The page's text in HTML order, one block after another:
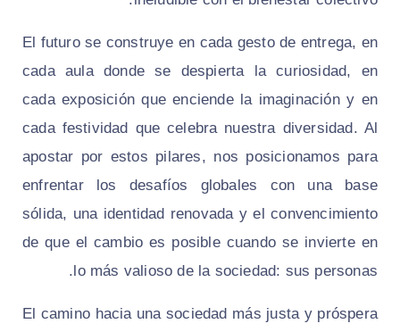
El futuro se construye en cada gesto de entrega, en
cada aula donde se despierta la curiosidad, en
cada exposición que enciende la imaginación y en
cada festividad que celebra nuestra diversidad. Al
apostar por estos pilares, nos posicionamos para
enfrentar los desafíos globales con una base
sólida, una identidad renovada y el convencimiento
de que el cambio es posible cuando se invierte en
lo más valioso de la sociedad: sus personas.
El camino hacia una sociedad más justa y próspera